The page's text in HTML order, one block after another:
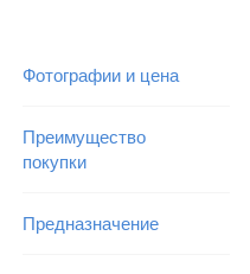
Фотографии и цена
Преимущество
покупки
Предназначение